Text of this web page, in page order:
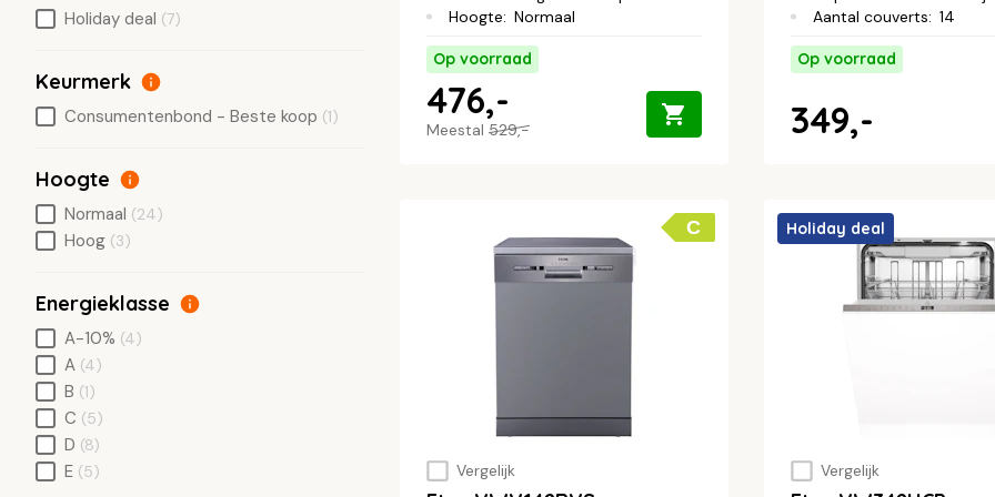
Hoogte: Normaal
Op voorraad
Meestal 529,-
476,-
Aantal couverts: 14
Op voorraad
349,-
C
Vergelijk
Holiday deal
Vergelijk
Holiday deal (7)
Keurmerk
Consumentenbond - Beste koop (1)
Hoogte
Normaal (24)
Hoog (3)
Energieklasse
A-10% (4)
A (4)
B (1)
C (5)
D (8)
E (5)